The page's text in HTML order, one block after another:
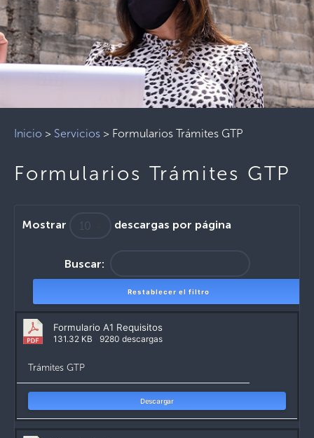
Inicio > Servicios > Formularios Trámites GTP
Formularios Trámites GTP
Mostrar descargas por página
Buscar:
Restablecer el filtro
Formulario A1 Requisitos
131.32 KB 9280 descargas
Trámites GTP
Descargar